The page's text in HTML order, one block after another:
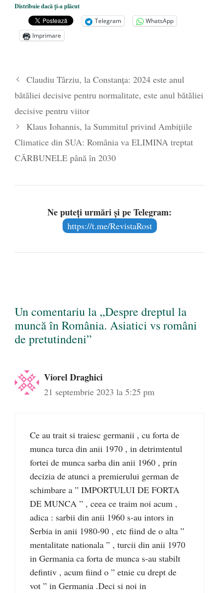
Nicolae Steinhardt, comemorat la 102 ani
de la naștere - 29 iulie 2024
„Carnea cultivată” în laborator, tot mai
Părintele mărturisitor Constantin
Voicescu, pomenit, duminică, la
Mănăstirea Cernica
- 27 iulie 2024
Distribuie dacă ți-a plăcut
Telegram
WhatsApp
Imprimare
Claudiu Târziu, la Constanța: 2024 este anul
bătăliei decisive pentru normalitate, este anul bătăliei
decisive pentru viitor
Klaus Iohannis, la Summitul privind Ambițiile
Climatice din SUA: România va ELIMINA treptat
CĂRBUNELE până în 2030
Ne puteți urmări și pe Telegram:
https://t.me/RevistaRost
Un comentariu la „Despre dreptul la
muncă în România. Asiatici vs români
de pretutindeni”
Viorel Draghici
21 septembrie 2023 la 5:25 pm
Ce au trait si traiesc germanii , cu forta de
munca turca din anii 1970 , in detrimtentul
fortei de munca sarba din anii 1960 , prin
decizia de atunci a premierului german de
schimbare a ” IMPORTULUI DE FORTA
DE MUNCA ” , ceea ce traim noi acum ,
adica : sarbii din anii 1960 s-au intors in
Serbia in anii 1980-90 , etc fiind de o alta ”
mentalitate nationala ” , turcii din anii 1970
in Germania ca forta de munca s-au stabilt
defintiv , acum fiind o ” etnie cu drept de
vot ” in Germania .Deci si noi in